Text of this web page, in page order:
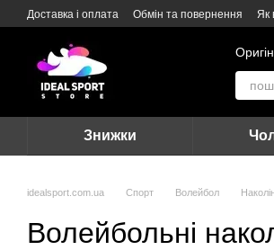
Перейти до основного контенту
Доставка і оплата Обмін та повернення Як
Знижки
idealsport.com.ua Спорт Волейбол
Волейбольні